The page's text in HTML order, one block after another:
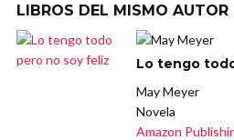
LIBROS DEL MISMO AUTOR
Lo tengo
May Meyer
Novela
Amazon